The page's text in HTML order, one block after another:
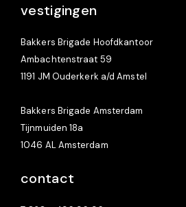
vestigingen
Bakkers Brigade Hoofdkantoor
Ambachtenstraat 59
1191 JM Ouderkerk a/d Amstel
Bakkers Brigade Amsterdam
Tijnmuiden 18a
1046 AL Amsterdam
contact